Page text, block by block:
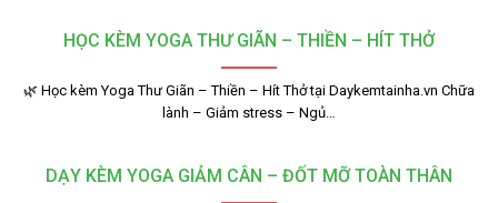
HỌC KÈM YOGA THƯ GIÃN – THIỀN – HÍT THỞ
🌿 Học kèm Yoga Thư Giãn – Thiền – Hít Thở tại Daykemtainha.vn Chữa
lành – Giảm stress – Ngủ…
DẠY KÈM YOGA GIẢM CÂN – ĐỐT MỠ TOÀN THÂN